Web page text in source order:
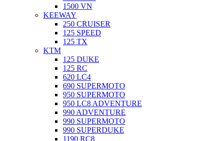
1500 VN
KEEWAY
250 CRUISER
125 SPEED
125 TX
KTM
125 DUKE
125 RC
620 LC4
690 SUPERMOTO
950 SUPERMOTO
950 LC8 ADVENTURE
990 ADVENTURE
990 SUPERMOTO
990 SUPERDUKE
1190 RC8